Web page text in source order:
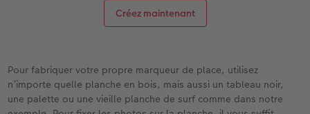
Créez maintenant
Pour fabriquer votre propre marqueur de place, utilisez
n’importe quelle planche en bois, mais aussi un tableau noir,
une palette ou une vieille planche de surf comme dans notre